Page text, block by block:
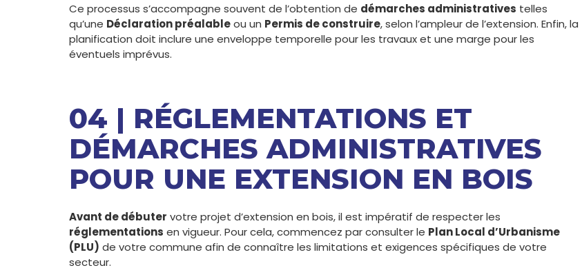
Ce processus s’accompagne souvent de l’obtention de démarches administratives telles
qu’une Déclaration préalableou un Permis de construire, selon l’ampleur de l’extension. Enfin, la
planification doit inclure une enveloppe temporelle pour les travaux et une marge pour les
éventuels imprévus.
04 | RÉGLEMENTATIONS ET
DÉMARCHES ADMINISTRATIVES
POUR UNE EXTENSION EN BOIS
Avant de débuter votre projet d’extension en bois, il est impératif de respecter les
réglementations en vigueur. Pour cela, commencez par consulter le Plan Local d’Urbanisme
(PLU) de votre commune afin de connaître les limitations et exigences spécifiques de votre
secteur.